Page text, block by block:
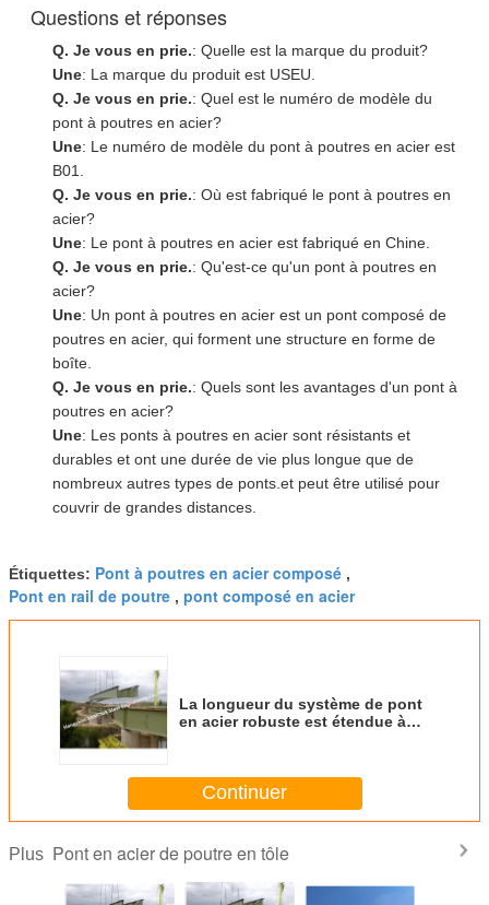
Questions et réponses
Q. Je vous en prie.: Quelle est la marque du produit?
Une: La marque du produit est USEU.
Q. Je vous en prie.: Quel est le numéro de modèle du
pont à poutres en acier?
Une: Le numéro de modèle du pont à poutres en acier est
B01.
Q. Je vous en prie.: Où est fabriqué le pont à poutres en
acier?
Une: Le pont à poutres en acier est fabriqué en Chine.
Q. Je vous en prie.: Qu'est-ce qu'un pont à poutres en
acier?
Une: Un pont à poutres en acier est un pont composé de
poutres en acier, qui forment une structure en forme de
boîte.
Q. Je vous en prie.: Quels sont les avantages d'un pont à
poutres en acier?
Une: Les ponts à poutres en acier sont résistants et
durables et ont une durée de vie plus longue que de
nombreux autres types de ponts.et peut être utilisé pour
couvrir de grandes distances.
Étiquettes: Pont à poutres en acier composé ,
Pont en rail de poutre , pont composé en acier
La longueur du système de pont
en acier robuste est étendue à
Continuer
Plus Pont en acier de poutre en tôle